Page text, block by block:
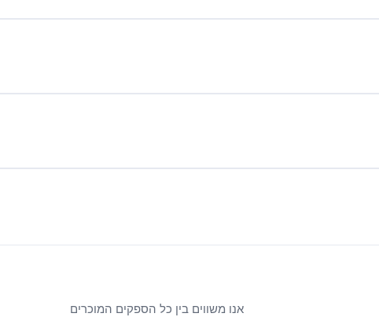
אנו משווים בין כל הספקים המוכרים